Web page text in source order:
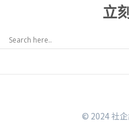
立
© 2024 社企